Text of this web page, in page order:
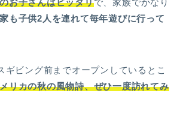
お子さんはピッタリで、家族でかなり
も子供2人を連れて毎年遊びに行って
ギビング前までオープンしているとこ
リカの秋の風物詩、ぜひ一度訪れてみ